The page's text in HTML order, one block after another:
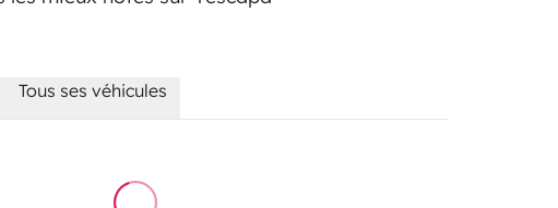
Tous ses véhicules